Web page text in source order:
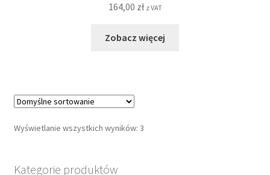
164,00 zł z VAT
Zobacz więcej
Wyświetlanie wszystkich wyników: 3
Kategorie produktów